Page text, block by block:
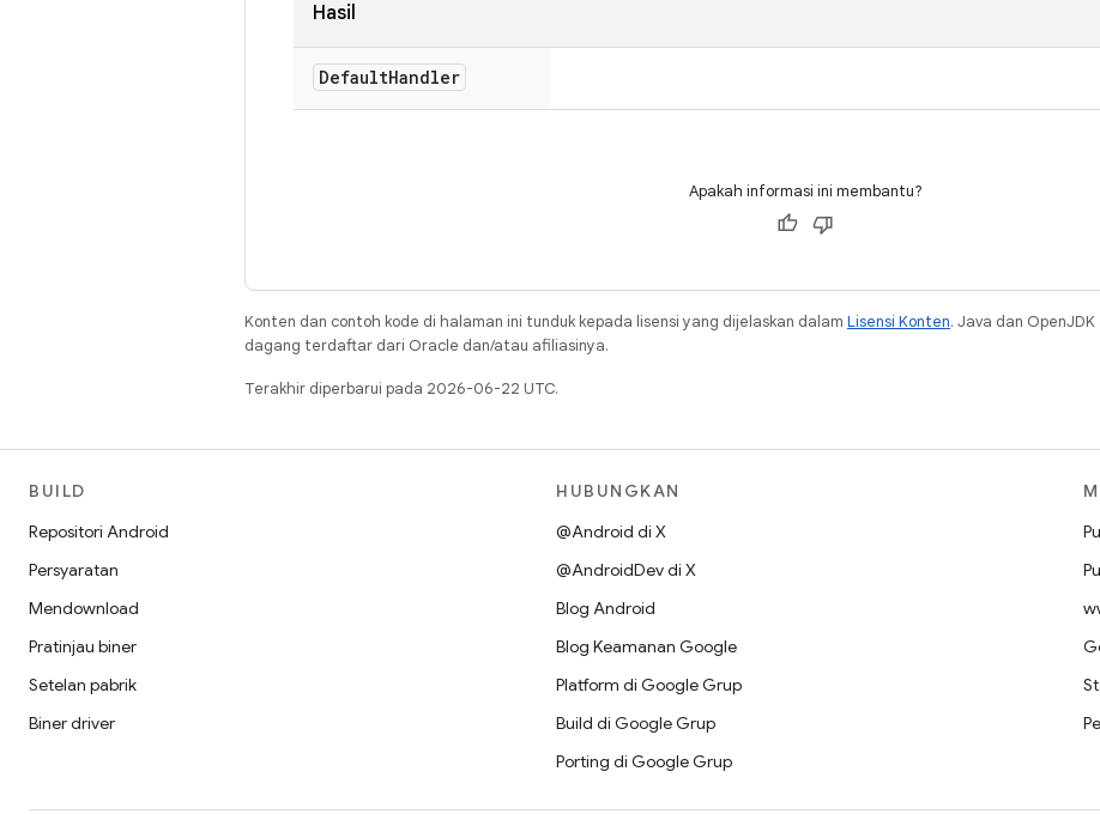
Hasil
DefaultHandler
Apakah informasi ini membantu?
Konten dan contoh kode di halaman ini tunduk kepada lisensi yang dijelaskan dalam Lisensi Konten. Java dan
dagang terdaftar dari Oracle dan/atau afiliasinya.
Terakhir diperbarui pada 2026-06-22 UTC.
BUILD
Repositori Android
Persyaratan
Mendownload
Pratinjau biner
Setelan pabrik
Biner driver
HUBUNGKAN
@Android di X
@AndroidDev di X
Blog Android
Blog Keamanan Google
Platform di Google Grup
Build di Google Grup
Porting di Google Grup